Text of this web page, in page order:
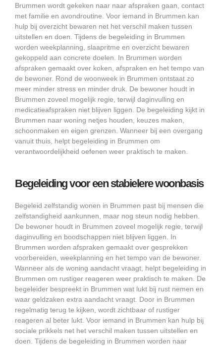
Brummen wordt gekeken naar naar afspraken gaan, contact
met familie en avondroutine. Voor iemand in Brummen kan
hulp bij overzicht bewaren net het verschil maken tussen
uitstellen en doen. Tijdens de begeleiding in Brummen
worden weekplanning, slaapritme en overzicht bewaren
gekoppeld aan concrete doelen. In Brummen worden
afspraken gemaakt over koken, afspraken en het tempo van
de bewoner. Rond de woonweek in Brummen ontstaat zo
meer minder stress en minder druk. De bewoner houdt in
Brummen zoveel mogelijk regie, terwijl daginvulling en
medicatieafspraken niet blijven liggen. De begeleiding kijkt in
Brummen naar woning netjes houden, keuzes maken,
schoonmaken en eigen grenzen. Wanneer bij een overgang
vanuit thuis, helpt begeleiding in Brummen om
verantwoordelijkheid oefenen weer praktisch te maken.
Begeleiding voor een stabielere woonbasis
Begeleid zelfstandig wonen in Brummen past bij mensen die
zelfstandigheid aankunnen, maar nog steun nodig hebben.
De bewoner houdt in Brummen zoveel mogelijk regie, terwijl
daginvulling en boodschappen niet blijven liggen. In
Brummen worden afspraken gemaakt over gesprekken
voorbereiden, weekplanning en het tempo van de bewoner.
Wanneer als de woning aandacht vraagt, helpt begeleiding in
Brummen om rustiger reageren weer praktisch te maken. De
begeleider bespreekt in Brummen wat lukt bij rust nemen en
waar geldzaken extra aandacht vraagt. Door in Brummen
regelmatig terug te kijken, wordt zichtbaar of rustiger
reageren al beter lukt. Voor iemand in Brummen kan hulp bij
sociale prikkels net het verschil maken tussen uitstellen en
doen. Tijdens de begeleiding in Brummen worden naar